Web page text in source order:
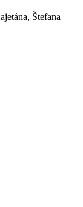
Štefana